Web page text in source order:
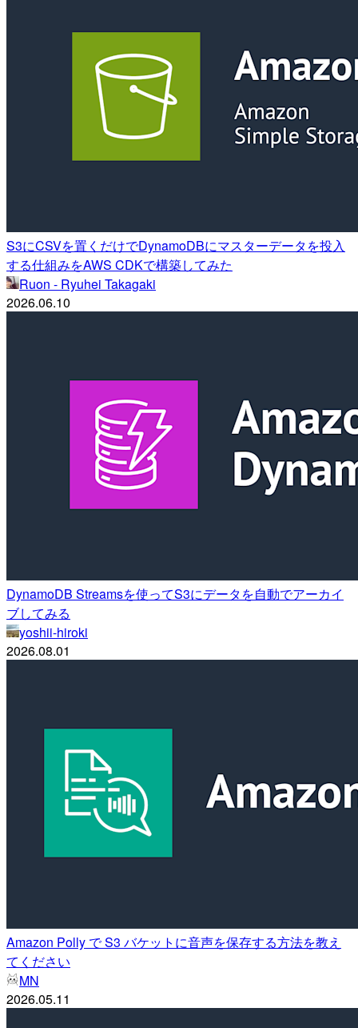
S3にCSVを置くだけでDynamoDBにマスターデータを投入
する仕組みをAWS CDKで構築してみた
Ruon - Ryuhei Takagaki
2026.06.10
DynamoDB Streamsを使ってS3にデータを自動でアーカイ
ブしてみる
yoshii-hiroki
2026.08.01
Amazon Polly で S3 バケットに音声を保存する方法を教え
てください
MN
2026.05.11